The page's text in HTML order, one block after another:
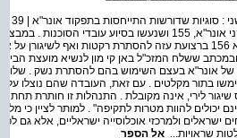
ששלח המזכ"ל באן קי מון לנשיא מועצת
אונר"א בעצם השימוש בהם להסתרת נשק .
בתור מקלטים . עם זאת, העובדה שהם נוצלו על
שיגור לירי, אינה מקובלת . התנהלות זו חותרת
יכולים להוות מטרות לתקיפה" . למותר לציין כי
ישראלים ולמרכזי אוכלוסייה ישראליים, אלא גם
אל הספר